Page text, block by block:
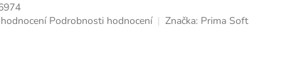
Podrobnosti hodnocení Značka: Prima Soft